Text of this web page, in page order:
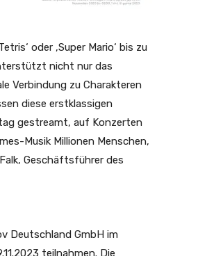
oder ‚Super Mario‘ bis zu
nicht nur das
Verbindung zu Charakteren
diese erstklassigen
gestreamt, auf Konzerten
Musik Millionen Menschen,
Geschäftsführer des
Deutschland GmbH im
teilnahmen. Die